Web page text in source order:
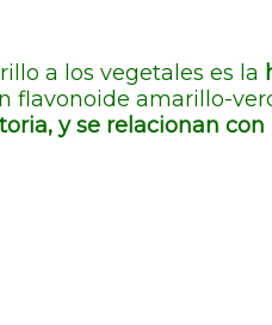
a los vegetales es la
flavonoide amarillo-
y se relacionan